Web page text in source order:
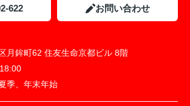
622 お問い合わせ
月鉾町62 住友生命京都ビル 8階
季、年末年始